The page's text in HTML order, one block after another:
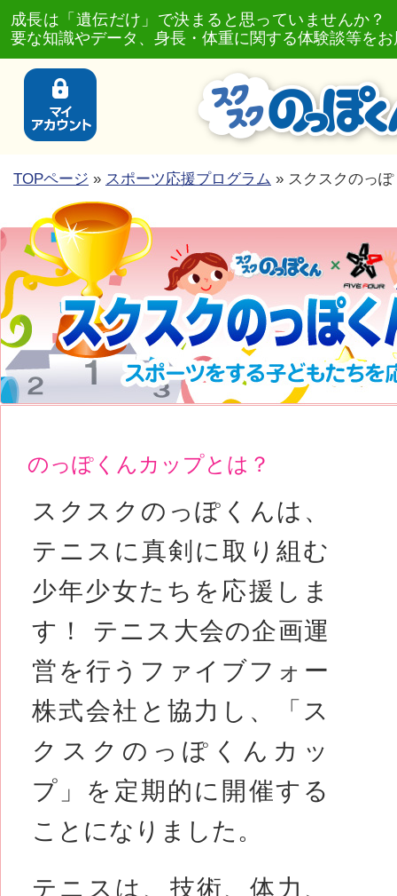
成長は「遺伝だけ」で決まると思っていませんか
要な知識やデータ、身長・体重に関する体験談等を
TOPページ » スポーツ応援プログラム » スクスクのっ
のっぽくんカップとは？
スクスクのっぽくんは、
テニスに真剣に取り組む
少年少女たちを応援しま
す！ テニス大会の企画運
営を行うファイブフォー
株式会社と協力し、「ス
クスクのっぽくんカッ
プ」を定期的に開催する
ことになりました。
テニスは、技術、体力、